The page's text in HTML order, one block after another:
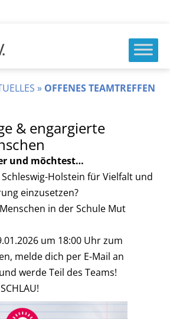
» OFFENES TEAMTREFFEN
& engargierte
und möchtest…
Holstein für Vielfalt und
einzusetzen?
in der Schule Mut
um 18:00 Uhr zum
melde dich per E-Mail an
und werde Teil des Teams!